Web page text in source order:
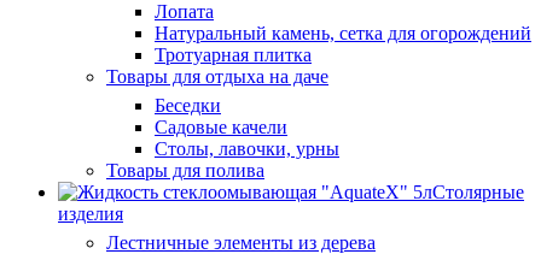
Лопата
Натуральный камень, сетка для огорождений
Тротуарная плитка
Товары для отдыха на даче
Беседки
Садовые качели
Столы, лавочки, урны
Товары для полива
Столярные
изделия
Лестничные элементы из дерева